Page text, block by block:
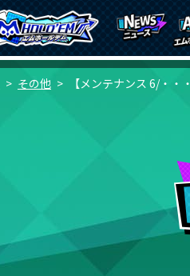
その他 【メンテナンス 6/・・・